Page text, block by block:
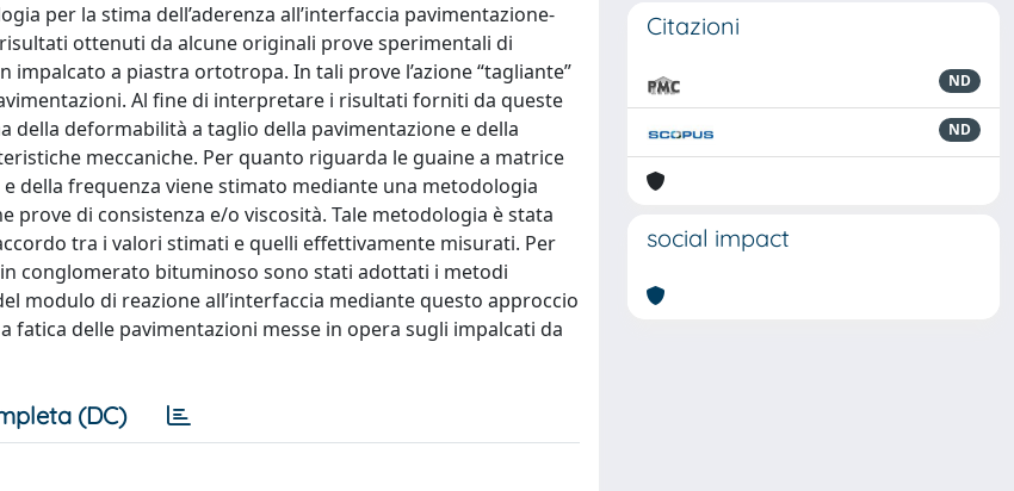
per la stima dell’aderenza all’interfaccia pavimentazione-
ottenuti da alcune originali prove sperimentali di
a piastra ortotropa. In tali prove l’azione “tagliante”
Al fine di interpretare i risultati forniti da queste
deformabilità a taglio della pavimentazione e della
meccaniche. Per quanto riguarda le guaine a matrice
della frequenza viene stimato mediante una metodologia
di consistenza e/o viscosità. Tale metodologia è stata
tra i valori stimati e quelli effettivamente misurati. Per
conglomerato bituminoso sono stati adottati i metodi
modulo di reazione all’interfaccia mediante questo approccio
delle pavimentazioni messe in opera sugli impalcati da
(DC)
Citazioni
ND
ND
social impact